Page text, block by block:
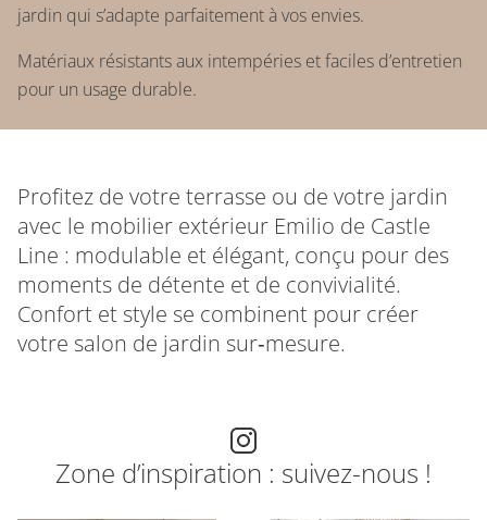
jardin qui s’adapte parfaitement à vos envies.
Matériaux résistants aux intempéries et faciles d’entretien
pour un usage durable.
Profitez de votre terrasse ou de votre jardin
avec le mobilier extérieur Emilio de Castle
Line : modulable et élégant, conçu pour des
moments de détente et de convivialité.
Confort et style se combinent pour créer
votre salon de jardin sur‑mesure.
Zone d’inspiration : suivez-nous !